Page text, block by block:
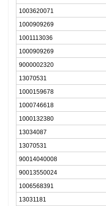
1003620071
1000909269
1001113036
1000909269
9000002320
13070531
1000159678
1000746618
1000132380
13034087
13070531
90014040008
90013550024
1006568391
13031181